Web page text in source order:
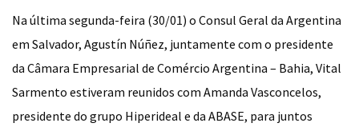
Na última segunda-feira (30/01) o Consul Geral da Argentina
em Salvador, Agustín Núñez, juntamente com o presidente
da Câmara Empresarial de Comércio Argentina – Bahia, Vital
Sarmento estiveram reunidos com Amanda Vasconcelos,
presidente do grupo Hiperideal e da ABASE, para juntos